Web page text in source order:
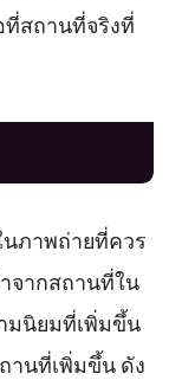
ที่สถานที่จริงที่
ภาพถ่ายที่ควร
จากสถานที่ใน
มนิยมที่เพิ่มขึ้น
านที่เพิ่มขึ้น ดัง